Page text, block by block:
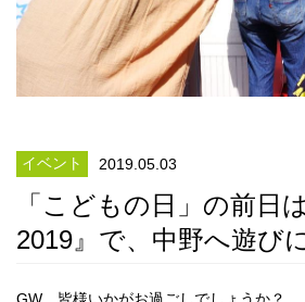
イベント 2019.05.03
「こどもの日」の前日
2019』で、中野へ遊び
GW、皆様いかがお過ごしでしょうか？